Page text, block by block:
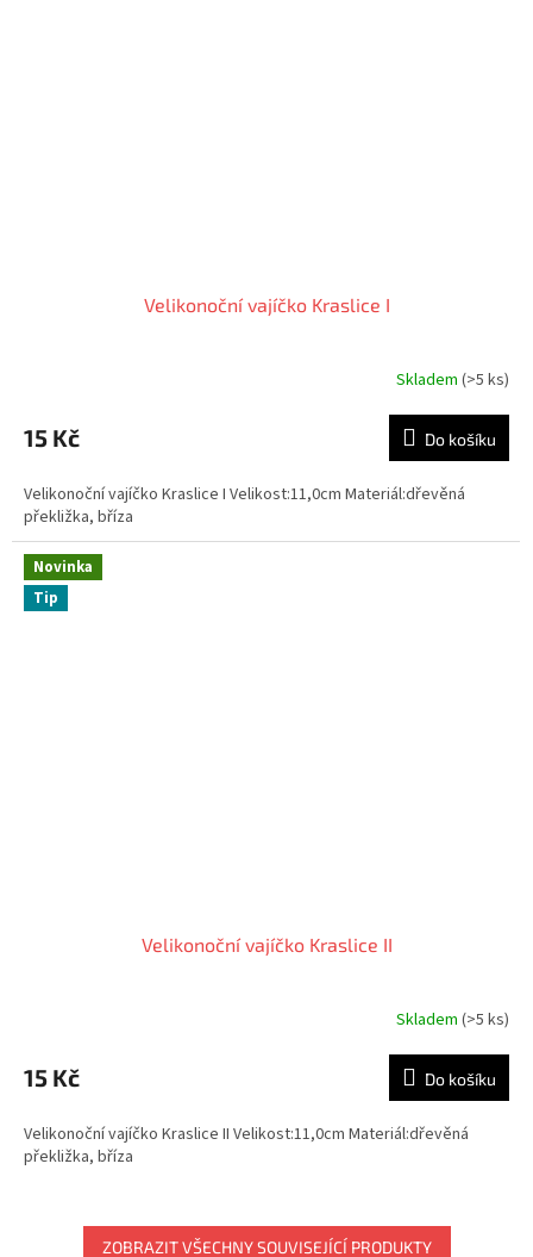
Velikonoční vajíčko Kraslice I
Skladem (>5 ks)
15 Kč Do košíku
Velikonoční vajíčko Kraslice I Velikost:11,0cm Materiál:dřevěná
překližka, bříza
Novinka
Tip
Velikonoční vajíčko Kraslice II
Skladem (>5 ks)
15 Kč Do košíku
Velikonoční vajíčko Kraslice II Velikost:11,0cm Materiál:dřevěná
překližka, bříza
ZOBRAZIT VŠECHNY SOUVISEJÍCÍ PRODUKTY